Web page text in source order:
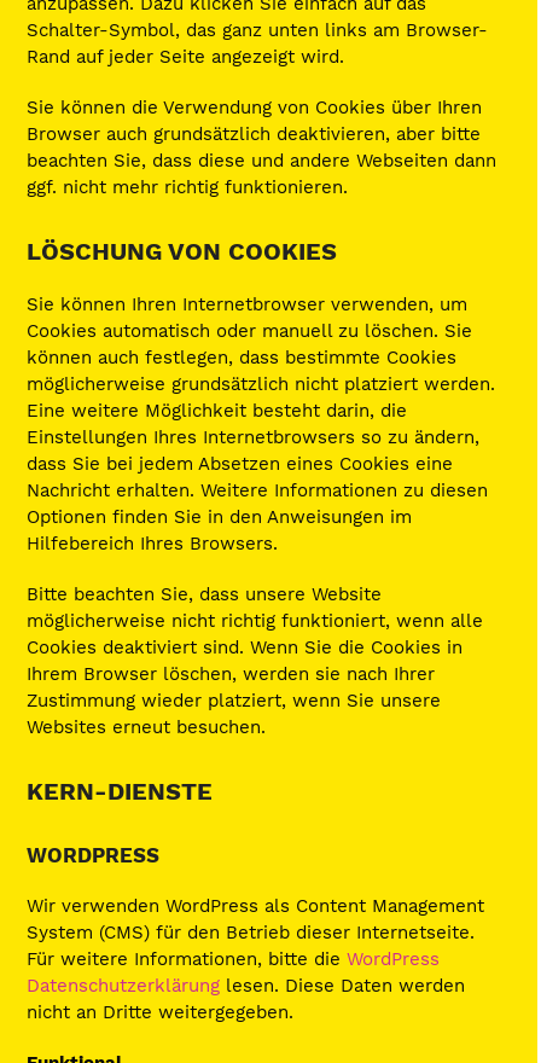
Schalter-Symbol, das ganz unten links am Browser-
Rand auf jeder Seite angezeigt wird.
Sie können die Verwendung von Cookies über Ihren
Browser auch grundsätzlich deaktivieren, aber bitte
beachten Sie, dass diese und andere Webseiten dann
ggf. nicht mehr richtig funktionieren.
LÖSCHUNG VON COOKIES
Sie können Ihren Internetbrowser verwenden, um
Cookies automatisch oder manuell zu löschen. Sie
können auch festlegen, dass bestimmte Cookies
möglicherweise grundsätzlich nicht platziert werden.
Eine weitere Möglichkeit besteht darin, die
Einstellungen Ihres Internetbrowsers so zu ändern,
dass Sie bei jedem Absetzen eines Cookies eine
Nachricht erhalten. Weitere Informationen zu diesen
Optionen finden Sie in den Anweisungen im
Hilfebereich Ihres Browsers.
Bitte beachten Sie, dass unsere Website
möglicherweise nicht richtig funktioniert, wenn alle
Cookies deaktiviert sind. Wenn Sie die Cookies in
Ihrem Browser löschen, werden sie nach Ihrer
Zustimmung wieder platziert, wenn Sie unsere
Websites erneut besuchen.
KERN-DIENSTE
WORDPRESS
Wir verwenden WordPress als Content Management
System (CMS) für den Betrieb dieser Internetseite.
Für weitere Informationen, bitte dieWordPress
Datenschutzerklärung lesen. Diese Daten werden
nicht an Dritte weitergegeben.